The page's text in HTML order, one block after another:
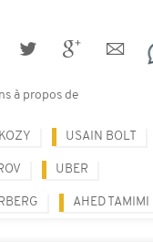
à propos de
USAIN BOLT
UBER
AHED TAMIMI